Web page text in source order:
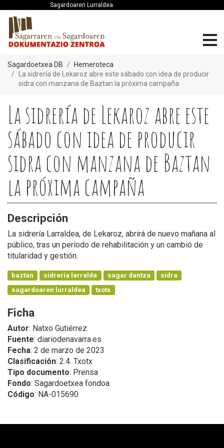
Sagardoaren Lurraldea
Sagardoetxea DB
Hemeroteca
La sidrería de Lekaroz abre este sábado con idea de producir
sidra con manzana de Baztan la próxima campaña
La sidrería de Lekaroz abre este
sábado con idea de producir
sidra con manzana de Baztan
la próxima campaña
Descripción
La sidrería Larraldea, de Lekaroz, abrirá de nuevo mañana al
público, tras un período de rehabilitación y un cambió de
titularidad y gestión.
baztan sidreria larralde sagar dantza
sidra
sagardoaren lurraldea
txotx
Ficha
Autor: Natxo Gutiérrez
Fuente: diariodenavarra.es
Fecha: 2 de marzo de 2023
Clasificación: 2.4. Txotx
Tipo documento: Prensa
Fondo: Sagardoetxea fondoa
Código: NA-015690